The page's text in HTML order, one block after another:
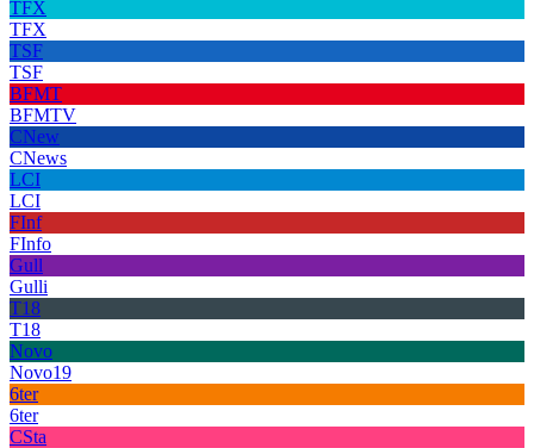
TFX
TFX
TSF
TSF
BFMT
BFMTV
CNew
CNews
LCI
LCI
FInf
FInfo
Gull
Gulli
T18
T18
Novo
Novo19
6ter
6ter
CSta